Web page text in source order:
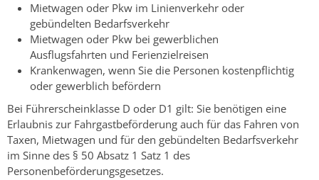
Mietwagen oder Pkw im Linienverkehr oder
gebündelten Bedarfsverkehr
Mietwagen oder Pkw bei gewerblichen
Ausflugsfahrten und Ferienzielreisen
Krankenwagen, wenn Sie die Personen kostenpflichtig
oder gewerblich befördern
Bei Führerscheinklasse D oder D1 gilt: Sie benötigen eine
Erlaubnis zur Fahrgastbeförderung auch für das Fahren von
Taxen, Mietwagen und für den gebündelten Bedarfsverkehr
im Sinne des § 50 Absatz 1 Satz 1 des
Personenbeförderungsgesetzes.